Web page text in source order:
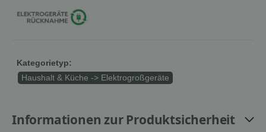
Kategorietyp:
Haushalt & Küche -> Elektrogroßgeräte
Informationen zur Produktsicherheit